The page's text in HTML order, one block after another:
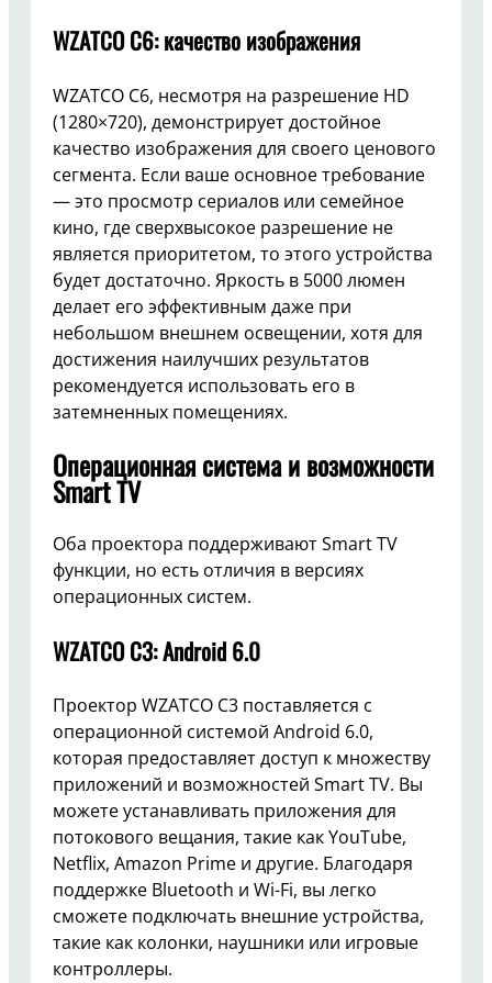
WZATCO C6: качество изображения
WZATCO C6, несмотря на разрешение HD
(1280×720), демонстрирует достойное
качество изображения для своего ценового
сегмента. Если ваше основное требование
— это просмотр сериалов или семейное
кино, где сверхвысокое разрешение не
является приоритетом, то этого устройства
будет достаточно. Яркость в 5000 люмен
делает его эффективным даже при
небольшом внешнем освещении, хотя для
достижения наилучших результатов
рекомендуется использовать его в
затемненных помещениях.
Операционная система и возможности
Smart TV
Оба проектора поддерживают Smart TV
функции, но есть отличия в версиях
операционных систем.
WZATCO C3: Android 6.0
Проектор WZATCO C3 поставляется с
операционной системой Android 6.0,
которая предоставляет доступ к множеству
приложений и возможностей Smart TV. Вы
можете устанавливать приложения для
потокового вещания, такие как YouTube,
Netflix, Amazon Prime и другие. Благодаря
поддержке Bluetooth и Wi-Fi, вы легко
сможете подключать внешние устройства,
такие как колонки, наушники или игровые
контроллеры.